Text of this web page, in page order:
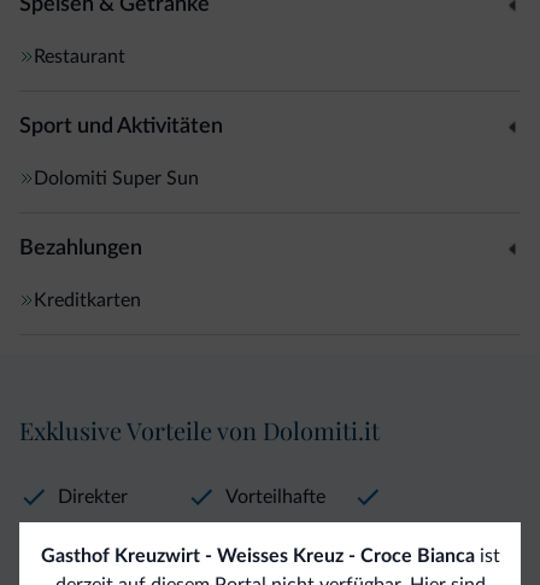
Speisen & Getränke
Restaurant
Sport und Aktivitäten
Dolomiti Super Sun
Bezahlungen
Kreditkarten
Gasthof Kreuzwirt - Weisses Kreuz - Croce Biancaist
Exklusive Vorteile von Dolomiti.it
Direkter
Vorteilhafte
Anfragen